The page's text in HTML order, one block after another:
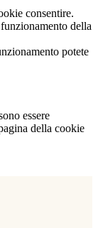
consentire.
della
potete
essere
della cookie